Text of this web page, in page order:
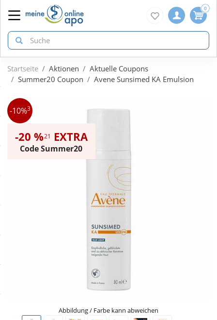
zurück
ÜBERSICHT AKTIONEN
Aktuelle Coupons
Täglich gut versorgt
zurück
ÜBERSICHT KATEGORIEN
Arzneimittel
Nahrungsergänzung
zurück
ÜBERSICHT MARKEN
1A Pharma
0
Startseite Aktionen
Aktuelle Coupons
Summer20 Coupon
Avene Sunsimed KA Emulsion
-10%3
-20 %21 EXTRA
Code Summer20
Abbildung / Farbe kann abweichen